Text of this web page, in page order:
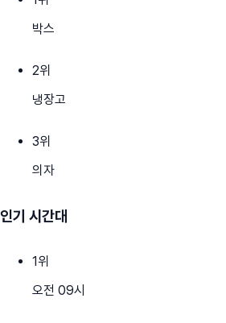
박스
2위
냉장고
3위
의자
인기 시간대
1위
오전 09시